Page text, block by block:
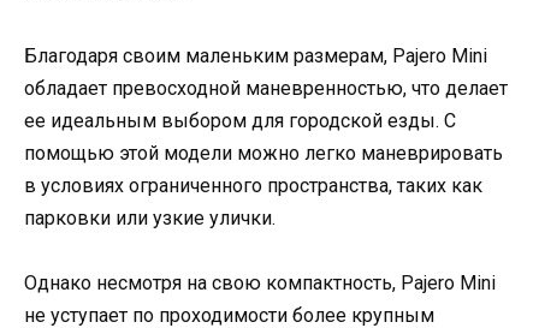
Благодаря своим маленьким размерам, Pajero Mini
обладает превосходной маневренностью, что делает
ее идеальным выбором для городской езды. С
помощью этой модели можно легко маневрировать
в условиях ограниченного пространства, таких как
парковки или узкие улички.
Однако несмотря на свою компактность, Pajero Mini
не уступает по проходимости более крупным